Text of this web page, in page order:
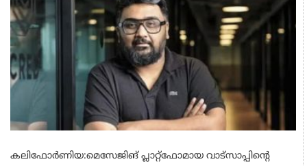
കലിഫോർണിയ:മെസേജിങ് പ്ലാറ്റ്ഫോമായ വാട്സാപ്പിന്റെ